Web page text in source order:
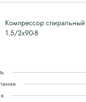
Компрессор спиральный
1.5/2x90-8